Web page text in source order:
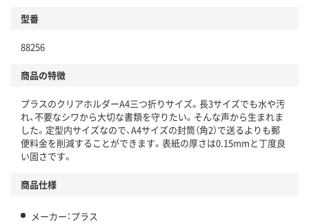
型番
88256
商品の特徴
プラスのクリアホルダーA4三つ折りサイズ。長3サイズでも水や汚
れ、不要なシワから大切な書類を守りたい。そんな声から生まれま
した。定型内サイズなので、A4サイズの封筒（角2）で送るよりも郵
便料金を削減することができます。表紙の厚さは0.15mmと丁度良
い固さです。
商品仕様
メーカー：プラス